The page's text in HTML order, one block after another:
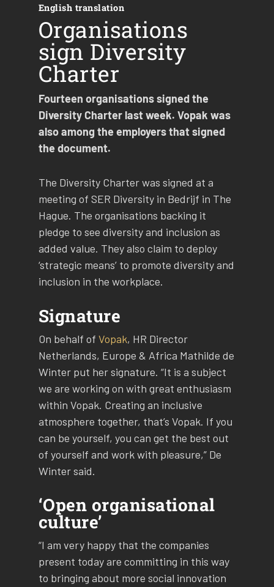
English translation
Organisations
sign Diversity
Charter
Fourteen organisations signed the
Diversity Charter last week. Vopak was
also among the employers that signed
the document.
The Diversity Charter was signed at a
meeting of SER Diversity in Bedrijf in The
Hague. The organisations backing it
pledge to see diversity and inclusion as
added value. They also claim to deploy
‘strategic means’ to promote diversity and
inclusion in the workplace.
Signature
On behalf of Vopak, HR Director
Netherlands, Europe & Africa Mathilde de
Winter put her signature. “It is a subject
we are working on with great enthusiasm
within Vopak. Creating an inclusive
atmosphere together, that’s Vopak. If you
can be yourself, you can get the best out
of yourself and work with pleasure,” De
Winter said.
‘Open organisational
culture’
“I am very happy that the companies
present today are committing in this way
to bringing about more social innovation